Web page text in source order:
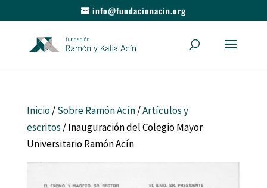
info@fundacionacin.org
Inicio/Sobre Ramón Acín/Artículos y
escritos / Inauguración del Colegio Mayor
Universitario Ramón Acín